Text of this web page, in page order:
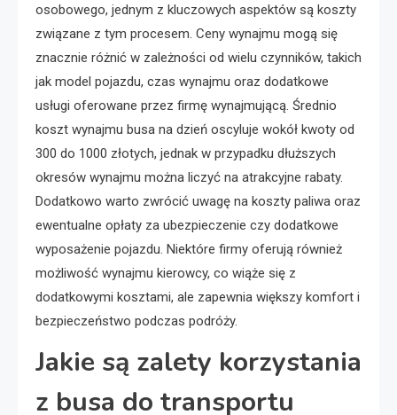
osobowego, jednym z kluczowych aspektów są koszty
związane z tym procesem. Ceny wynajmu mogą się
znacznie różnić w zależności od wielu czynników, takich
jak model pojazdu, czas wynajmu oraz dodatkowe
usługi oferowane przez firmę wynajmującą. Średnio
koszt wynajmu busa na dzień oscyluje wokół kwoty od
300 do 1000 złotych, jednak w przypadku dłuższych
okresów wynajmu można liczyć na atrakcyjne rabaty.
Dodatkowo warto zwrócić uwagę na koszty paliwa oraz
ewentualne opłaty za ubezpieczenie czy dodatkowe
wyposażenie pojazdu. Niektóre firmy oferują również
możliwość wynajmu kierowcy, co wiąże się z
dodatkowymi kosztami, ale zapewnia większy komfort i
bezpieczeństwo podczas podróży.
Jakie są zalety korzystania
z busa do transportu